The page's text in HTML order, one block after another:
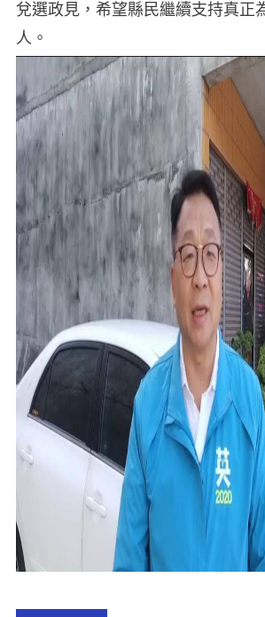
兌選政見，希望縣民繼續支持真正
人。